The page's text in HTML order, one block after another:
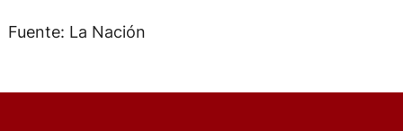
Fuente: La Nación